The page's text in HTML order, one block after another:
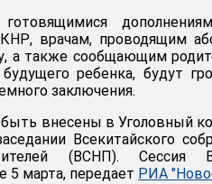
врачам, проводящим
а также сообщающим
ребенка, будут
заключения.
внесены в Уголовный
Всекитайского
(ВСНП). Сессия
5 марта, передает РИА